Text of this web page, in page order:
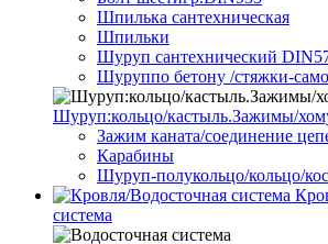
Шпилька сантехническая
Шпильки
Шуруп сантехнический
Шуруппо бетону /стяжки-
Шуруп:кольцо/кастыль.Зажимы/
Зажим каната/соединение
Карабины
Шуруп-полукольцо/кольцо/
система